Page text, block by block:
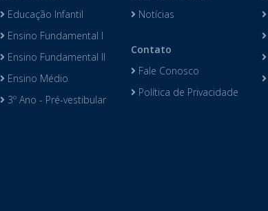
Educação Infantil
Ensino Fundamental I
Ensino Fundamental II
Ensino Médio
3º Ano - Pré-vestibular
Notícias
Contato
Fale Conosco
Política de Privacidade